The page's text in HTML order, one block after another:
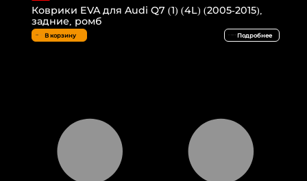
Коврики EVA для Audi Q7 (1) (4L) (2005-2015),
задние, ромб
В корзину Подробнее